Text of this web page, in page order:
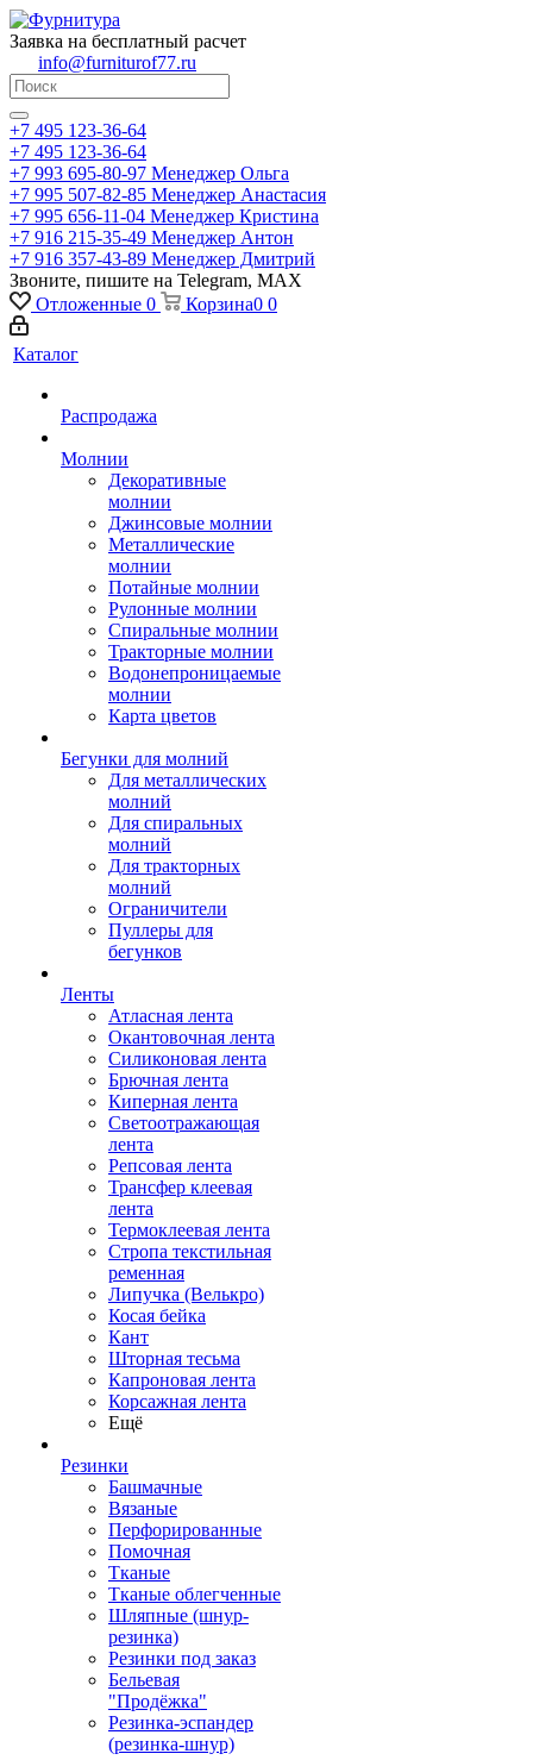
Заявка на бесплатный расчет
info@furniturof77.ru
+7 495 123-36-64
+7 495 123-36-64
+7 993 695-80-97 Менеджер Ольга
+7 995 507-82-85 Менеджер Анастасия
+7 995 656-11-04 Менеджер Кристина
+7 916 215-35-49 Менеджер Антон
+7 916 357-43-89 Менеджер Дмитрий
Звоните, пишите на Telegram, MAX
Отложенные 0 Корзина0 0
Каталог
Распродажа
Молнии
Декоративные
молнии
Джинсовые молнии
Металлические
молнии
Потайные молнии
Рулонные молнии
Спиральные молнии
Тракторные молнии
Водонепроницаемые
молнии
Карта цветов
Бегунки для молний
Для металлических
молний
Для спиральных
молний
Для тракторных
молний
Ограничители
Пуллеры для
бегунков
Ленты
Атласная лента
Окантовочная лента
Силиконовая лента
Брючная лента
Киперная лента
Светоотражающая
лента
Репсовая лента
Трансфер клеевая
лента
Термоклеевая лента
Стропа текстильная
ременная
Липучка (Велькро)
Косая бейка
Кант
Шторная тесьма
Капроновая лента
Корсажная лента
Ещё
Резинки
Башмачные
Вязаные
Перфорированные
Помочная
Тканые
Тканые облегченные
Шляпные (шнур-
резинка)
Резинки под заказ
Бельевая
"Продёжка"
Резинка-эспандер
(резинка-шнур)